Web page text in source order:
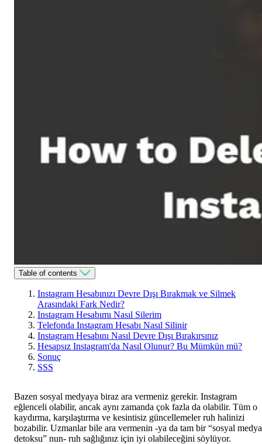
Table of contents
Instagram Hesabınızı Devre Dışı Bırakmak ve Silmek
Arasındaki Fark Nedir?
Instagram Hesabımı Nasıl Silerim
Telefonda Instagram Hesabı Nasıl Silinir
Instagram Hesabını Nasıl Devre Dışı Bırakırsınız
Hesapsız Instagram'da Nasıl Olunur? Bu Mümkün mü?
Sonuç
SSS
Bazen sosyal medyaya biraz ara vermeniz gerekir. Instagram
eğlenceli olabilir, ancak aynı zamanda çok fazla da olabilir. Tüm o
kaydırma, karşılaştırma ve kesintisiz güncellemeler ruh halinizi
bozabilir. Uzmanlar bile ara vermenin -ya da tam bir “sosyal medya
detoksu” nun- ruh sağlığınız için iyi olabileceğini söylüyor.